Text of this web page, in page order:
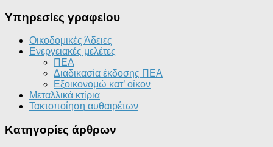
Υπηρεσίες γραφείου
Οικοδομικές Άδειες
Ενεργειακές μελέτες
ΠΕΑ
Διαδικασία έκδοσης ΠΕΑ
Εξοικονομώ κατ’ οίκoν
Μεταλλικά κτίρια
Τακτοποίηση αυθαιρέτων
Κατηγορίες άρθρων